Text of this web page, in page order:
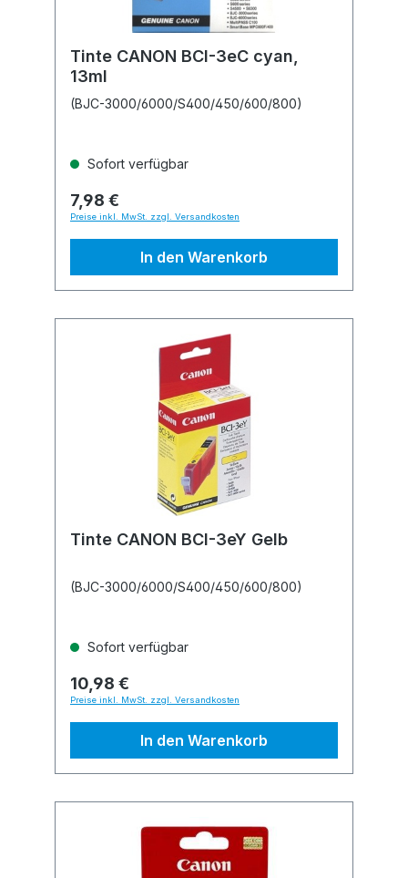
Tinte CANON BCI-3eC cyan,
13ml
(BJC-3000/6000/S400/450/600/800)
Sofort verfügbar
7,98 €
Preise inkl. MwSt. zzgl. Versandkosten
In den Warenkorb
Tinte CANON BCI-3eY Gelb
(BJC-3000/6000/S400/450/600/800)
Sofort verfügbar
10,98 €
Preise inkl. MwSt. zzgl. Versandkosten
In den Warenkorb